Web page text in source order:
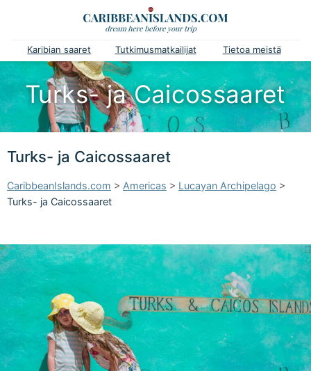
Karibian saaret Tutkimusmatkailijat Tietoa meistä
Turks- ja Caicossaaret
Turks- ja Caicossaaret
CaribbeanIslands.com > Americas > Lucayan Archipelago >
Turks- ja Caicossaaret